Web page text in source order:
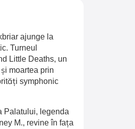
ajunge la
Turneul
Little Deaths, un
moartea prin
symphonic
Palatului, legenda
M., revine în fața